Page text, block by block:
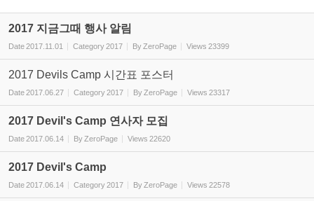
2017 지금그때 행사 알림
Date2017.11.01 Category2017 By ZeroPage Views 23399
2017 Devils Camp 시간표 포스터
Date2017.06.27 Category2017 By ZeroPage Views 23317
2017 Devil's Camp 연사자 모집
Date2017.06.14 By ZeroPage Views 22620
2017 Devil's Camp
Date2017.06.14 Category2017 By ZeroPage Views 22578